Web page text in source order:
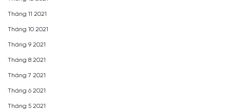
Tháng 11 2021
Tháng 10 2021
Tháng 9 2021
Tháng 8 2021
Tháng 7 2021
Tháng 6 2021
Tháng 5 2021